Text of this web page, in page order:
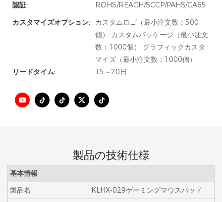
認証:
ROHS/REACH/SCCP/PAHS/CA65
カスタマイズオプション:
カスタムロゴ（最小注文数：500
個） カスタムパッケージ（最小注文
数：1000個） グラフィックカスタ
マイズ（最小注文数：1000個）
リードタイム:
15～20日
製品の技術仕様
基本情報
製品名
KLHX-029ゲーミングマウスパッド